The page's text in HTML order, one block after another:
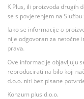
K Plus, ili proizvoda drugih
se s povjerenjem na Službu
Iako se informacije o
nije odgovoran za netočne
prava.
Ove informacije objavljuju
reproducirati na bilo koji
d.o.o. niti bez pisane
Konzum plus d.o.o.